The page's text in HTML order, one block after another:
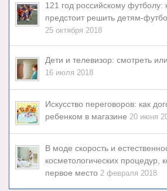
121 год российскому
предстоит решить детям-
25 октября 2018
Дети и телевизор: смотреть
16 июля 2018
Искусство переговоров: как
ребенком в магазине 20 июня
В моде скорость и
косметологических процедур,
первое место 2 февраля 2018